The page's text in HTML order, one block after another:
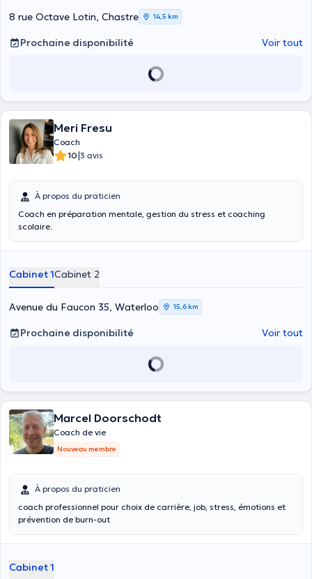
8 rue Octave Lotin, Chastre 14,5 km
Prochaine disponibilité Voir tout
Meri Fresu
Coach
10|3 avis
À propos du praticien
Coach en préparation mentale, gestion du stress et coaching
scolaire.
Cabinet 1Cabinet 2
Avenue du Faucon 35, Waterloo 15,6 km
Prochaine disponibilité Voir tout
Marcel Doorschodt
Coach de vie
Nouveau membre
À propos du praticien
coach professionnel pour choix de carrière, job, stress, émotions et
prévention de burn-out
Cabinet 1